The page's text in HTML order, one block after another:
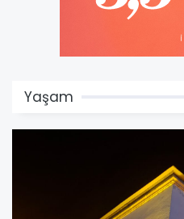
Yaşam